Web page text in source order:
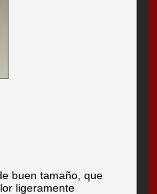
buen tamaño, que
ligeramente